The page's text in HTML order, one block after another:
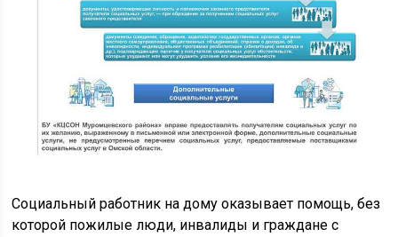
Социальный работник на дому оказывает помощь, без
которой пожилые люди, инвалиды и граждане с